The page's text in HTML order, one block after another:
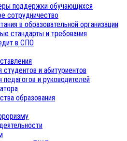
поддержки обучающихся
сотрудничество
в образовательной организации
стандарты и требования
в СПО
и абитуриентов
и руководителей
образования